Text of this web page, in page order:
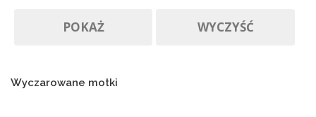
d
u
POKAŻ WYCZYŚĆ
Wyczarowane motki